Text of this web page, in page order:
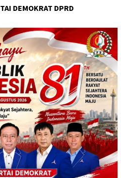
DEMOKRAT DPRD